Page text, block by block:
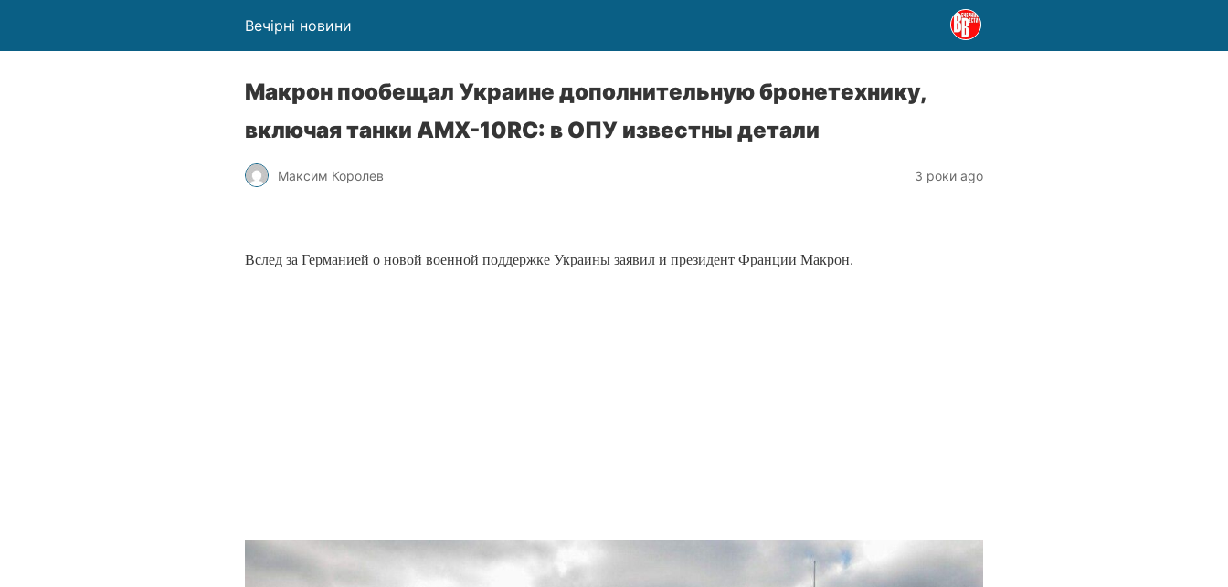
Вечірні новини
​Макрон пообещал Украине дополнительную бронетехнику,
включая танки AMX-10RC: в ОПУ известны детали
Максим Королев 3 роки ago
Вслед за Германией о новой военной поддержке Украины заявил и президент Франции Макрон.